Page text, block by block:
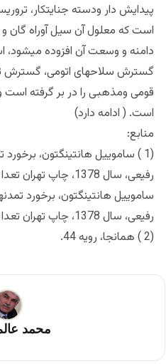
پیدایش دار ودسته جنایتکار،
است که معلول آن سیل آوراه گان و
دامنه و وسعت آن افزوده
گسترش سلاحهای اتومی، گسترش
قومی ومذهبی را در بر گرفته است
است. ( ادامه دارد)
منابع:
(1 ) ساموییل هانتینگتون،
ساموییل هانتینگتون، برخورد
رفیعی، سال 1378، چاپ تهران تعدا صفحه ها 515، رویه 42.
(2 ) همانجا، رویه 44.
محمد